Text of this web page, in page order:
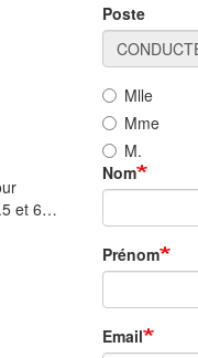
et 6…
Poste
Mlle
Mme
M.
Nom
Prénom
Email